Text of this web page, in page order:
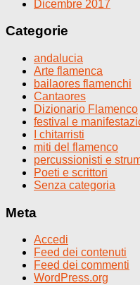
Dicembre 2017
Categorie
andalucia
Arte flamenca
bailaores flamenchi
Cantaores
Dizionario Flamenco
festival e
I chitarristi
miti del flamenco
percussionisti e
Poeti e scrittori
Senza categoria
Meta
Accedi
Feed dei contenuti
Feed dei commenti
WordPress.org